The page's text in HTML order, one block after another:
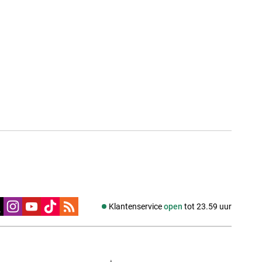
Klantenserviceopen tot 23.59 uur